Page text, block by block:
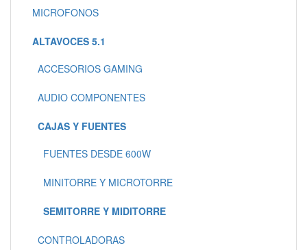
MICROFONOS
ALTAVOCES 5.1
ACCESORIOS GAMING
AUDIO COMPONENTES
CAJAS Y FUENTES
FUENTES DESDE 600W
MINITORRE Y MICROTORRE
SEMITORRE Y MIDITORRE
CONTROLADORAS